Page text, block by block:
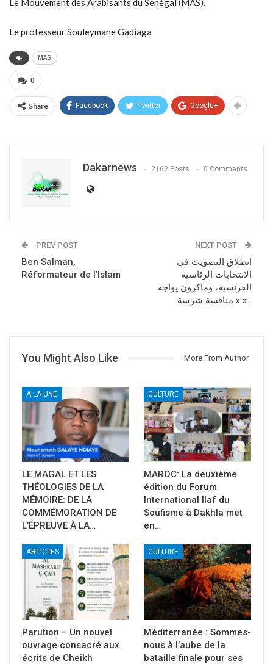
Le Mouvement des Arabisants du Sénégal (MAS).
Le professeur Souleymane Gadiaga
MAS
0
Share Facebook Twitter Google+
Dakarnews 2162 Posts 0 Comments
PREV POST
Ben Salman,
Réformateur de l’Islam
NEXT POST
انطلاق التصويت في
الانتخابات الرئاسية
الفرنسية، وماكرون يواجه
« منافسة شرسة » .
You Might Also Like More From Author
A LA UNE
LE MAGAL ET LES
THÉOLOGIES DE LA
MÉMOIRE: DE LA
COMMÉMORATION DE
L’ÉPREUVE À LA…
CULTURE
MAROC: La deuxième
édition du Forum
International Ilaf du
Soufisme à Dakhla met
en…
ARTICLES
Parution – Un nouvel
ouvrage consacré aux
écrits de Cheikh
CULTURE
Méditerranée : Sommes-
nous à l’aube de la
bataille finale pour ses